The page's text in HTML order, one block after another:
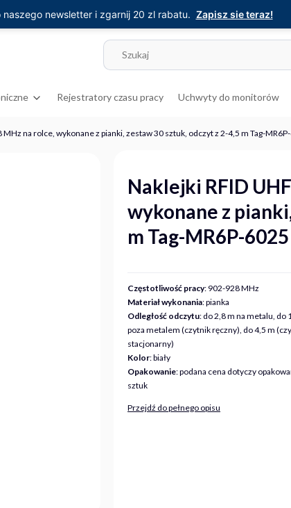
Rejestratory czasu pracy Uchwyty do monitorów
na rolce, wykonane z pianki, zestaw 30 sztuk, odczyt z 2-4,5 m Tag-
Naklejki RFID
wykonane z
m Tag-MR6P-6025
Częstotliwość pracy: 902-928 MHz
Materiał wykonania: pianka
Odległość odczytu: do 2,8 m na metalu, do
poza metalem (czytnik ręczny), do 4,5 m
stacjonarny)
Kolor: biały
Opakowanie: podana cena dotyczy
sztuk
Przejdź do pełnego opisu
naszego newsletter i zgarnij 20 zl rabatu. Zapisz sie teraz!